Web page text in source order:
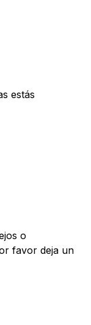
estás
o
favor deja un